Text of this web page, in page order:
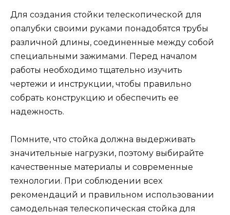
Для создания стойки телескопической для
опалубки своими руками понадобятся трубы
различной длины, соединенные между собой
специальными зажимами. Перед началом
работы необходимо тщательно изучить
чертежи и инструкции, чтобы правильно
собрать конструкцию и обеспечить ее
надежность.
Помните, что стойка должна выдерживать
значительные нагрузки, поэтому выбирайте
качественные материалы и современные
технологии. При соблюдении всех
рекомендаций и правильном использовании
самодельная телескопическая стойка для